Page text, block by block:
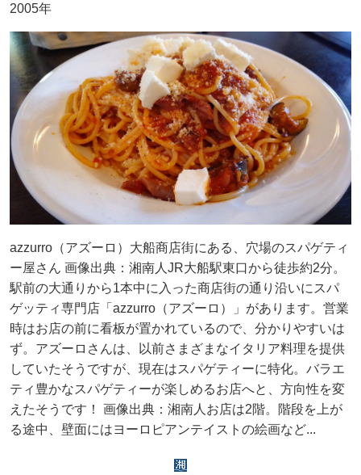
2005年
azzurro（アズーロ）大船商店街にある、穴場のスパゲティ
ー屋さん 画像出典：湘南人JR大船駅東口から徒歩約2分。
駅前の大通りから1本中に入った商店街の通り沿いにスパ
ゲッティ専門店「azzurro（アズーロ）」があります。営業
時はお店の前に看板が置かれているので、分かりやすいは
ず。アズーロさんは、以前さまざまなイタリア料理を提供
していたそうですが、現在はスパゲティーに特化。バラエ
ティ豊かなスパゲティーが楽しめるお店へと、方向性を変
えたそうです！ 画像出典：湘南人お店は2階。階段を上が
る途中、壁面にはヨーロピアンテイストの絵画など...